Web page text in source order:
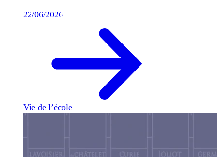
22/06/2026
Vie de l’école